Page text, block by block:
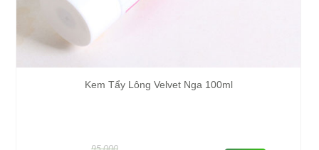
Kem Tẩy Lông Velvet Nga 100ml